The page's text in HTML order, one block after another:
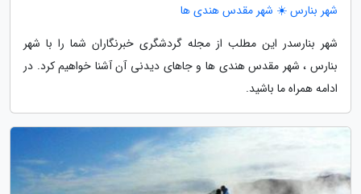
شهر بنارس ☀️ شهر مقدس هندی ها
شهر بنارسدر این مطلب از مجله گردشگری خبرنگاران شما را با شهر
بنارس ، شهر مقدس هندی ها و جاهای دیدنی آن آشنا خواهیم کرد. در
ادامه همراه ما باشید.